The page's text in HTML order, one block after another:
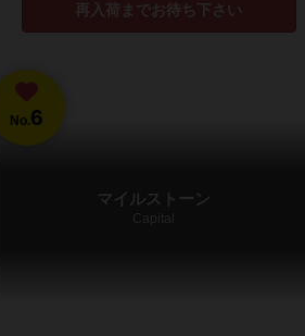
再入荷までお待ち下さい
No.6
マイルストーン
Capital